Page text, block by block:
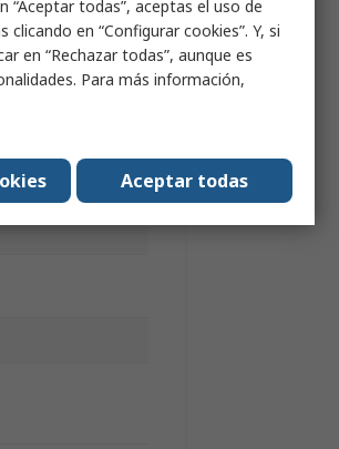
“Aceptar todas”, aceptas el uso de
en “Configurar cookies”. Y, si
en “Rechazar todas”, aunque es
Para más información,
Aceptar todas